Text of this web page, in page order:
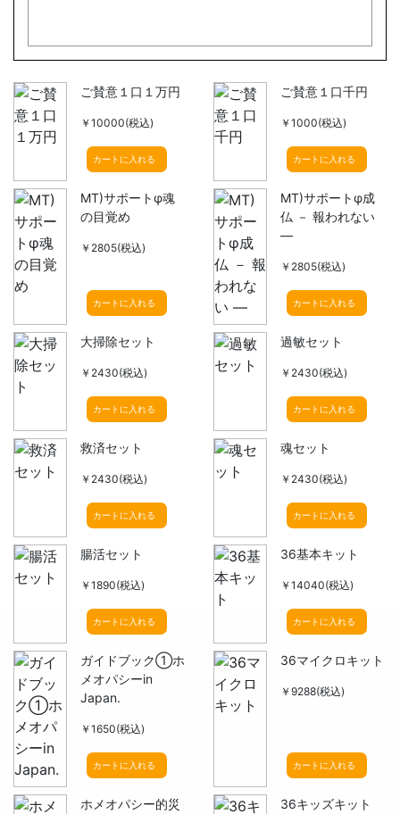
ご賛意１口１万円
￥10000(税込)
カートに入れる
ご賛意１口千円
￥1000(税込)
カートに入れる
MT)サポートφ魂
の目覚め
￥2805(税込)
カートに入れる
MT)サポートφ成
仏 － 報われない
―
￥2805(税込)
カートに入れる
大掃除セット
￥2430(税込)
カートに入れる
過敏セット
￥2430(税込)
カートに入れる
救済セット
￥2430(税込)
カートに入れる
魂セット
￥2430(税込)
カートに入れる
腸活セット
￥1890(税込)
カートに入れる
36基本キット
￥14040(税込)
カートに入れる
ガイドブック①ホ
メオパシーin
Japan.
￥1650(税込)
カートに入れる
36マイクロキット
￥9288(税込)
カートに入れる
ホメオパシー的災
36キッズキット